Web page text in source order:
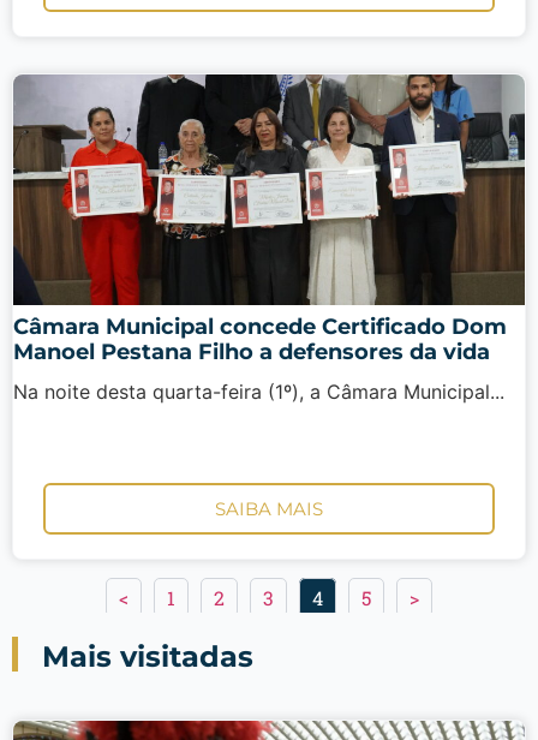
Câmara Municipal concede Certificado Dom
Manoel Pestana Filho a defensores da vida
Na noite desta quarta-feira (1º), a Câmara Municipal...
SAIBA MAIS
< 1 2 3 4 5 >
Mais visitadas